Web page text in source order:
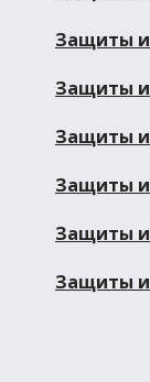
Защиты
Защиты и
Защиты
Защиты и
Защиты
Защиты и